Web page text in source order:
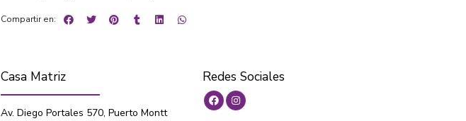
Compartir en:
Casa Matriz
Av. Diego Portales 570, Puerto Montt
Redes Sociales